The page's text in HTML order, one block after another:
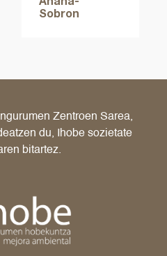
Sobron
Zentroen Sarea,
du, Ihobe sozietate
bitartez.